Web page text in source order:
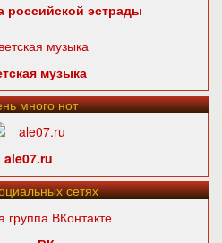
российской эстрады
музыка
много нот
ale07.ru
сетях